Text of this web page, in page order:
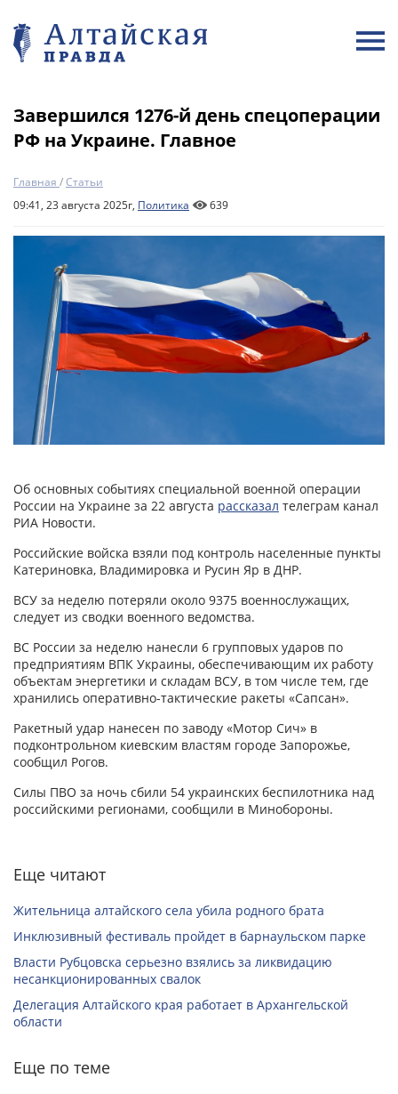
Завершился 1276-й день спецоперации
РФ на Украине. Главное
Главная /Статьи
09:41, 23 августа 2025г, Политика 639
Об основных событиях специальной военной операции
России на Украине за 22 августа рассказал телеграм канал
РИА Новости.
Российские войска взяли под контроль населенные пункты
Катериновка, Владимировка и Русин Яр в ДНР.
ВСУ за неделю потеряли около 9375 военнослужащих,
следует из сводки военного ведомства.
ВС России за неделю нанесли 6 групповых ударов по
предприятиям ВПК Украины, обеспечивающим их работу
объектам энергетики и складам ВСУ, в том числе тем, где
хранились оперативно-тактические ракеты «Сапсан».
Ракетный удар нанесен по заводу «Мотор Сич» в
подконтрольном киевским властям городе Запорожье,
сообщил Рогов.
Силы ПВО за ночь сбили 54 украинских беспилотника над
российскими регионами, сообщили в Минобороны.
Еще читают
Жительница алтайского села убила родного брата
Инклюзивный фестиваль пройдет в барнаульском парке
Власти Рубцовска серьезно взялись за ликвидацию
несанкционированных свалок
Делегация Алтайского края работает в Архангельской
области
Еще по теме